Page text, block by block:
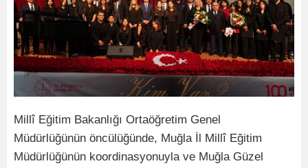
Millî Eğitim Bakanlığı Ortaöğretim Genel
Müdürlüğünün öncülüğünde, Muğla İl Millî Eğitim
Müdürlüğünün koordinasyonuyla ve Muğla Güzel